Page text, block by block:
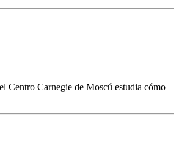
Centro Carnegie de Moscú estudia cómo